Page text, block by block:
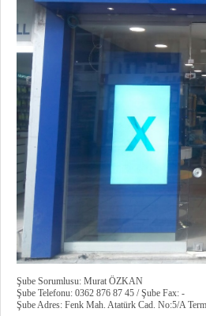
Şube Sorumlusu: Murat ÖZKAN
Şube Telefonu: 0362 876 87 45 / Şube Fax: -
Şube Adres: Fenk Mah. Atatürk Cad. No:5/A